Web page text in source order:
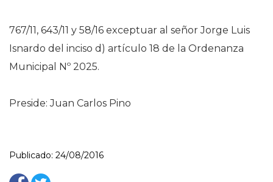
767/11, 643/11 y 58/16 exceptuar al señor Jorge Luis
Isnardo del inciso d) artículo 18 de la Ordenanza
Municipal Nº 2025.
Preside: Juan Carlos Pino
Publicado: 24/08/2016